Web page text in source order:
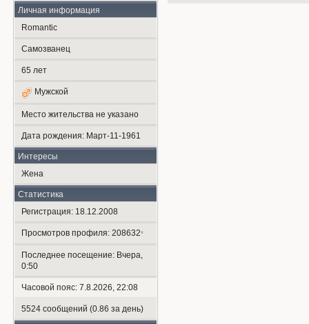
Личная информация
Romantic
Самозванец
65 лет
Мужской
Место жительства не указано
Дата рождения: Март-11-1961
Интересы
Жена
Статистика
Регистрация: 18.12.2008
Просмотров профиля: 208632*
Последнее посещение: Вчера,
0:50
Часовой пояс: 7.8.2026, 22:08
5524 сообщений (0.86 за день)